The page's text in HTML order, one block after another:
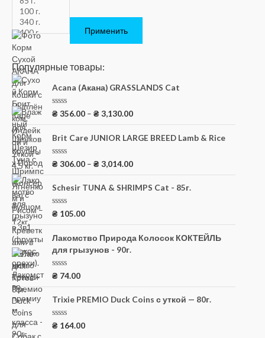
Применить
Популярные товары:
Acana (Акана) GRASSLANDS Cat
О
н
к
а
и
₴ 356.00 –₴ 3,130.00
Brit Care JUNIOR LARGE BREED Lamb & Rice
О
н
к
а
0
и
₴ 306.00 –₴ 3,014.00
Schesir TUNA & SHRIMPS Cat - 85г.
О
н
к
а
и
з
₴ 105.00
Лакомство Природа Колосок КОКТЕЙЛЬ
для грызунов - 90г.
О
н
к
а
0
и
₴ 74.00
Trixie PREMIO Duck Coins с уткой — 80г.
О
₴ 164.00